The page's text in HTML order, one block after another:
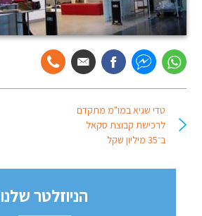
טדי שגיא במו"מ מתקדם
לרכישת קבוצת סקאל
ב־35 מיליון שקל
הניוזלטר שלנו